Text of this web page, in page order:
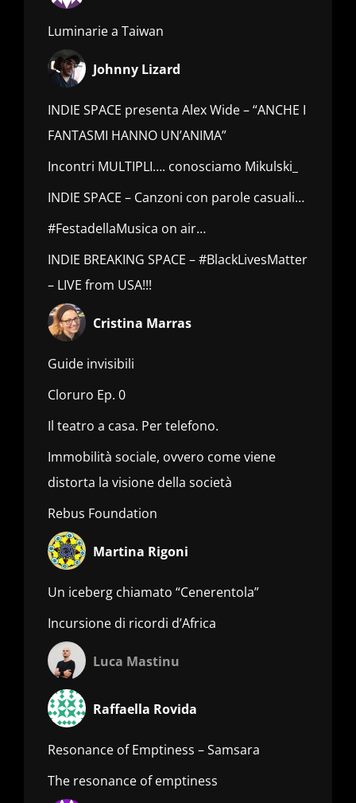
Luminarie a Taiwan
Johnny Lizard
INDIE SPACE presenta Alex Wide – “ANCHE I
FANTASMI HANNO UN’ANIMA”
Incontri MULTIPLI…. conosciamo Mikulski_
INDIE SPACE – Canzoni con parole casuali…
#FestadellaMusica on air…
INDIE BREAKING SPACE – #BlackLivesMatter
– LIVE from USA!!!
Cristina Marras
Guide invisibili
Cloruro Ep. 0
Il teatro a casa. Per telefono.
Immobilità sociale, ovvero come viene
distorta la visione della società
Rebus Foundation
Martina Rigoni
Un iceberg chiamato “Cenerentola”
Incursione di ricordi d’Africa
Luca Mastinu
Raffaella Rovida
Resonance of Emptiness – Samsara
The resonance of emptiness